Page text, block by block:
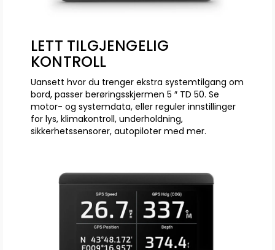
LETT TILGJENGELIG
KONTROLL
Uansett hvor du trenger ekstra systemtilgang om
bord, passer berøringsskjermen 5 ″ TD 50. Se
motor- og systemdata, eller reguler innstillinger
for lys, klimakontroll, underholdning,
sikkerhetssensorer, autopiloter med mer.